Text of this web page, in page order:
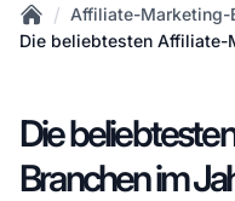
Home
/ Affiliate-Marketing-
Die beliebtesten Affiliate-
Die
Branchen im